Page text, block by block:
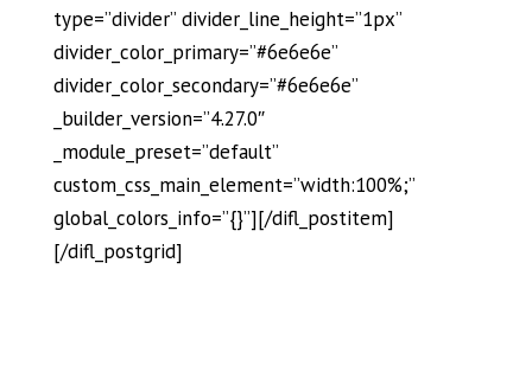
type=”divider” divider_line_height=”1px”
divider_color_primary=”#6e6e6e”
divider_color_secondary=”#6e6e6e”
_builder_version=”4.27.0″
_module_preset=”default”
custom_css_main_element=”width:100%;”
global_colors_info=”{}”][/difl_postitem]
[/difl_postgrid]